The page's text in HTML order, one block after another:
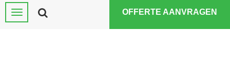
OFFERTE AANVRAGEN